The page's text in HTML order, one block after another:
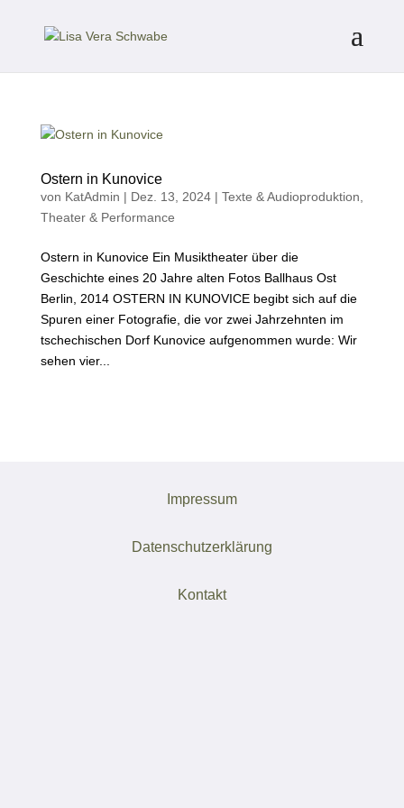
Ostern in Kunovice
von KatAdmin | Dez. 13, 2024| Texte & Audioproduktion
Theater & Performance
Ostern in Kunovice Ein Musiktheater über die
Geschichte eines 20 Jahre alten Fotos Ballhaus Ost
Berlin, 2014 OSTERN IN KUNOVICE begibt sich auf die
Spuren einer Fotografie, die vor zwei Jahrzehnten im
tschechischen Dorf Kunovice aufgenommen wurde: Wir
sehen vier...
Impressum
Datenschutzerklärung
Kontakt